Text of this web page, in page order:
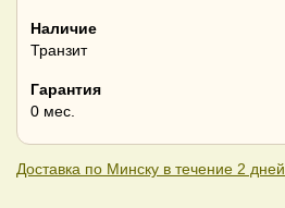
Наличие
Транзит
Гарантия
0 мес.
Доставка по Минску в течение 2 дней